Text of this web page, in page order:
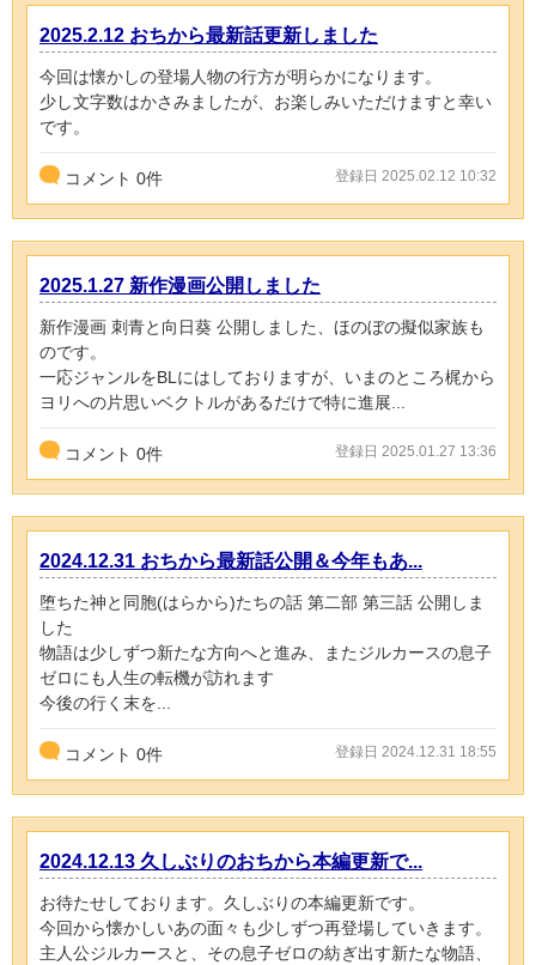
2025.2.12 おちから最新話更新しました
今回は懐かしの登場人物の行方が明らかになります。
少し文字数はかさみましたが、お楽しみいただけますと幸い
です。
コメント 0件 登録日 2025.02.12 10:32
2025.1.27 新作漫画公開しました
新作漫画 刺青と向日葵 公開しました、ほのぼの擬似家族も
のです。
一応ジャンルをBLにはしておりますが、いまのところ梶から
ヨリへの片思いベクトルがあるだけで特に進展...
コメント 0件 登録日 2025.01.27 13:36
2024.12.31 おちから最新話公開＆今年もあ...
堕ちた神と同胞(はらから)たちの話 第二部 第三話 公開しま
した
物語は少しずつ新たな方向へと進み、またジルカースの息子
ゼロにも人生の転機が訪れます
今後の行く末を...
コメント 0件 登録日 2024.12.31 18:55
2024.12.13 久しぶりのおちから本編更新で...
お待たせしております。久しぶりの本編更新です。
今回から懐かしいあの面々も少しずつ再登場していきます。
主人公ジルカースと、その息子ゼロの紡ぎ出す新たな物語、